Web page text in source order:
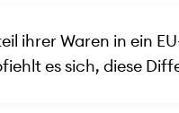
ihrer Waren in ein
es sich, diese